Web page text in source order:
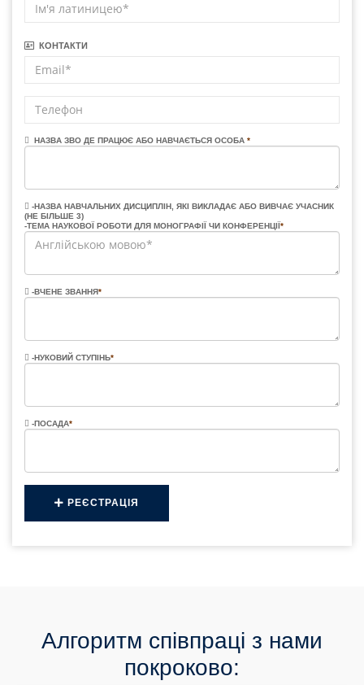
КОНТАКТИ
НАЗВА ЗВО ДЕ ПРАЦЮЄ АБО НАВЧАЄТЬСЯ ОСОБА *
-НАЗВА НАВЧАЛЬНИХ ДИСЦИПЛІН, ЯКІ ВИКЛАДАЄ АБО ВИВЧАЄ УЧАСНИК
(НЕ БІЛЬШЕ 3)
-ТЕМА НАУКОВОЇ РОБОТИ ДЛЯ МОНОГРАФІЇ ЧИ КОНФЕРЕНЦІЇ*
-ВЧЕНЕ ЗВАННЯ*
-НУКОВИЙ СТУПІНЬ*
-ПОСАДА*
РЕЄСТРАЦІЯ
Алгоритм співпраці з нами
покроково: